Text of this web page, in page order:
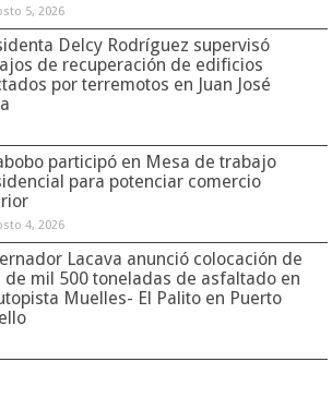
5, 2026
Delcy Rodríguez supervisó
de recuperación de edificios
por terremotos en Juan José
participó en Mesa de trabajo
para potenciar comercio
4, 2026
Lacava anunció colocación de
de mil 500 toneladas de asfaltado en
Muelles- El Palito en Puerto